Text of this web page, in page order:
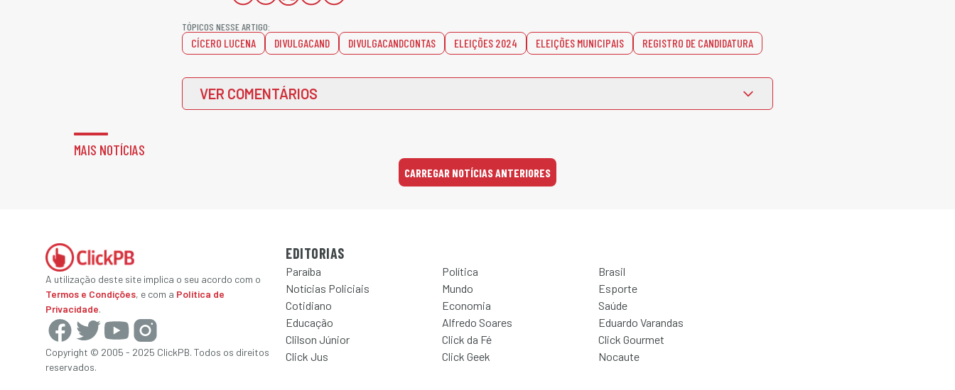
TÓPICOS NESSE ARTIGO:
CÍCERO LUCENA DIVULGACAND DIVULGACANDCONTAS ELEIÇÕES 2024 ELEIÇÕES MUNICIPAIS REGISTRO DE CANDIDATURA
VER COMENTÁRIOS
MAIS NOTÍCIAS
CARREGAR NOTÍCIAS ANTERIORES
A utilização deste site implica o seu acordo com o
Termos e Condições, e com a Política de
Privacidade.
Copyright © 2005 - 2025 ClickPB. Todos os direitos
reservados.
EDITORIAS
Paraíba Política
Brasil
Notícias Policiais
Mundo
Esporte
Cotidiano
Economia
Saúde
Educação
Alfredo Soares
Eduardo Varandas
Clilson Júnior
Click da Fé
Click Gourmet
Click Jus
Click Geek Nocaute